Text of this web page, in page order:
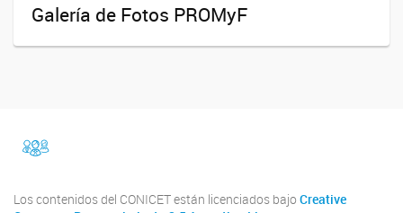
Galería de Fotos PROMyF
facebook
Los contenidos del CONICET están licenciados bajo Creative